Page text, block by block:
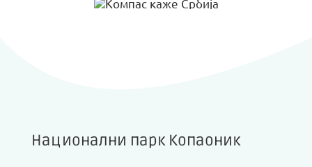
Национални парк Копаоник